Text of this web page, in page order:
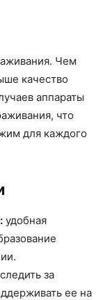
Чем
качество
аппараты
что
для каждого
удобная
за
ее на